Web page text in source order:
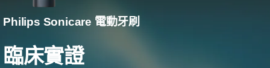
Philips Sonicare 電動牙刷
臨床實證